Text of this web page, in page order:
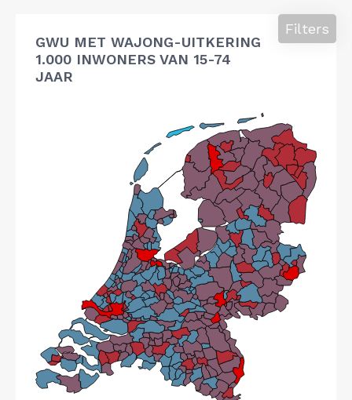
GWU MET WAJONG-UITKERING
1.000 INWONERS VAN 15-74
JAAR
Filters